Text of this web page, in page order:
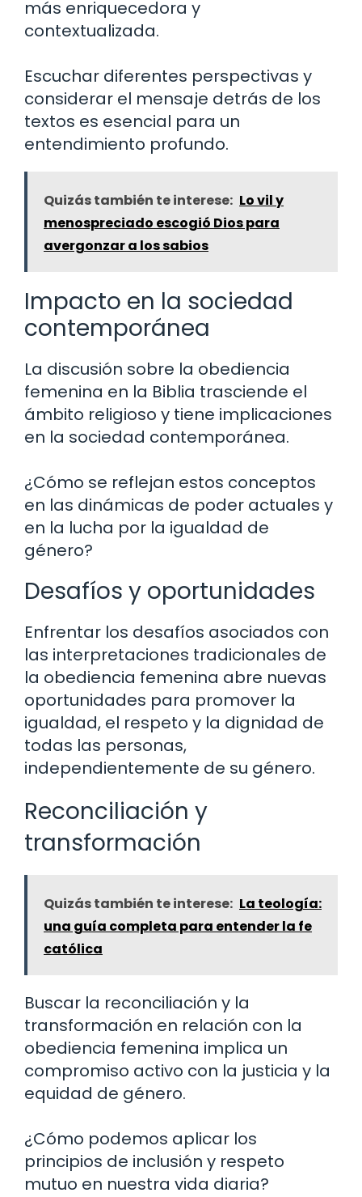
más enriquecedora y
contextualizada.
Escuchar diferentes perspectivas y
considerar el mensaje detrás de los
textos es esencial para un
entendimiento profundo.
Quizás también te interese: Lo vil y
menospreciado escogió Dios para
avergonzar a los sabios
Impacto en la sociedad
contemporánea
La discusión sobre la obediencia
femenina en la Biblia trasciende el
ámbito religioso y tiene implicaciones
en la sociedad contemporánea.
¿Cómo se reflejan estos conceptos
en las dinámicas de poder actuales y
en la lucha por la igualdad de
género?
Desafíos y oportunidades
Enfrentar los desafíos asociados con
las interpretaciones tradicionales de
la obediencia femenina abre nuevas
oportunidades para promover la
igualdad, el respeto y la dignidad de
todas las personas,
independientemente de su género.
Reconciliación y
transformación
Quizás también te interese: La teología:
una guía completa para entender la fe
católica
Buscar la reconciliación y la
transformación en relación con la
obediencia femenina implica un
compromiso activo con la justicia y la
equidad de género.
¿Cómo podemos aplicar los
principios de inclusión y respeto
mutuo en nuestra vida diaria?